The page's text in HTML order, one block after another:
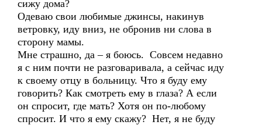
сижу дома?
Одеваю свои любимые джинсы, накинув
ветровку, иду вниз, не обронив ни слова в
сторону мамы.
Мне страшно, да – я боюсь. Совсем недавно
я с ним почти не разговаривала, а сейчас иду
к своему отцу в больницу. Что я буду ему
говорить? Как смотреть ему в глаза? А если
он спросит, где мать? Хотя он по-любому
спросит. И что я ему скажу? Нет, я не буду